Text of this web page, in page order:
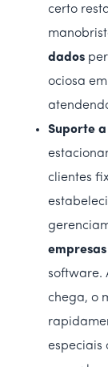
certo
dados
ociosa
Suporte a
clientes
software.
chega, o
especiais